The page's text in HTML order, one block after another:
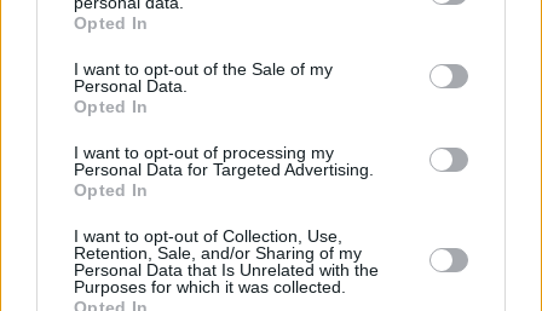
grant or deny consent to Google and its third-party tags to
use your data for below specified purposes in below Google
consent section.
Opted In
I want to opt-out of the Sale of my
Personal Data.
Opted In
I want to opt-out of processing my
Personal Data for Targeted Advertising.
Opted In
I want to opt-out of Collection, Use,
Retention, Sale, and/or Sharing of my
Personal Data that Is Unrelated with the
Purposes for which it was collected.
Opted In
Είδος υπό εξαφάνιση οι υπερπολύτεκνοι στην
07.08.2026, 15:59